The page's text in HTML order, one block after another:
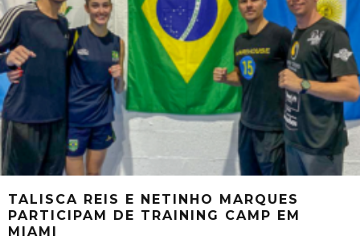
TALISCA REIS E NETINHO MARQUES
PARTICIPAM DE TRAINING CAMP EM
MIAMI